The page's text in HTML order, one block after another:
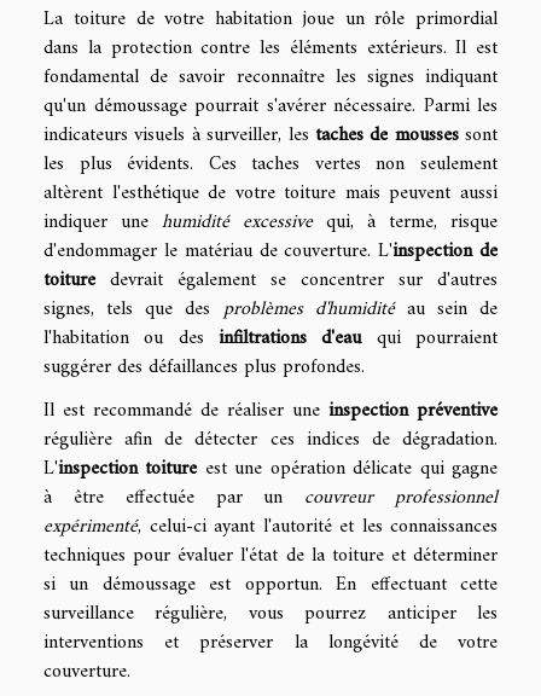
La toiture de votre habitation joue un rôle primordial
dans la protection contre les éléments extérieurs. Il est
fondamental de savoir reconnaître les signes indiquant
qu'un démoussage pourrait s'avérer nécessaire. Parmi les
indicateurs visuels à surveiller, les taches de moussessont
les plus évidents. Ces taches vertes non seulement
altèrent l'esthétique de votre toiture mais peuvent aussi
indiquer une humidité excessivequi, à terme, risque
d'endommager le matériau de couverture. L'inspection de
toituredevrait également se concentrer sur d'autres
signes, tels que desproblèmes d'humiditéau sein de
l'habitation ou des infiltrations d'eauqui pourraient
suggérer des défaillances plus profondes.
Il est recommandé de réaliser une inspection préventive
régulière afin de détecter ces indices de dégradation.
L'inspection toitureest une opération délicate qui gagne
à être effectuée par un couvreur professionnel
expérimenté, celui-ci ayant l'autorité et les connaissances
techniques pour évaluer l'état de la toiture et déterminer
si un démoussage est opportun. En effectuant cette
surveillance régulière, vous pourrez anticiper les
interventions et préserver la longévité de votre
couverture.